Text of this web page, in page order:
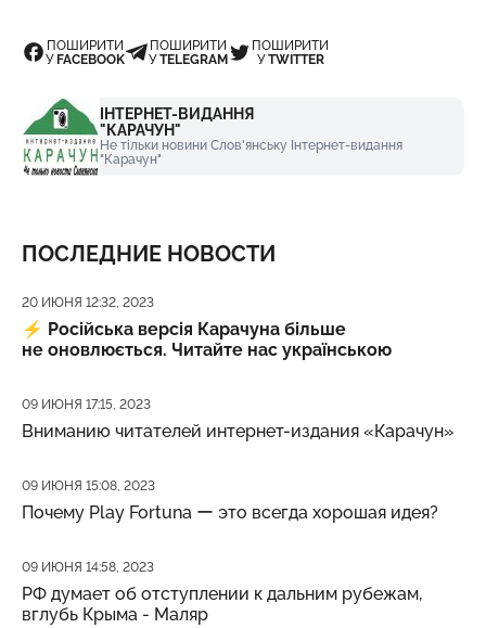
ПОШИРИТИ
У FACEBOOK
ПОШИРИТИ
УTELEGRAM
ПОШИРИТИ
УTWITTER
ІНТЕРНЕТ-ВИДАННЯ
"КАРАЧУН"
Не тільки новини Слов'янську Інтернет-видання
"Карачун"
ПОСЛЕДНИЕ НОВОСТИ
Дата публикации
20 ИЮНЯ 12:32, 2023
⚡️ Російська версія Карачуна більше
не оновлюється. Читайте нас українською
Дата публикации
09 ИЮНЯ 17:15, 2023
Вниманию читателей интернет-издания «Карачун»
Дата публикации
09 ИЮНЯ 15:08, 2023
Почему Play Fortuna ー это всегда хорошая идея?
Дата публикации
09 ИЮНЯ 14:58, 2023
РФ думает об отступлении к дальним рубежам,
вглубь Крыма - Маляр